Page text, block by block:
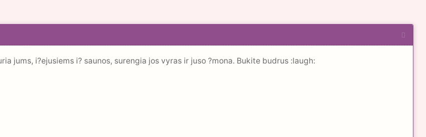
jums, i?ejusiems i? saunos, surengia jos vyras ir juso ?mona. Bukite budrus :laugh: